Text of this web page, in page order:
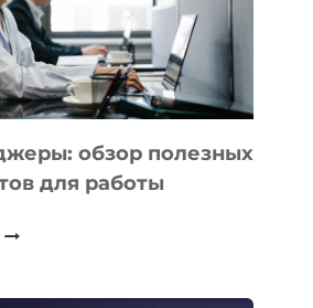
обзор полезных
для работы
ТАСК-